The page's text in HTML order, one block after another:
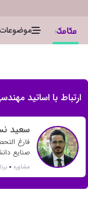
موضوعات
ارتباط با اساتید
سعید
فارغ
صنایع
بسیاری
مشاوره